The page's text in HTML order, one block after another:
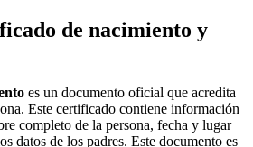
de nacimiento y
es un documento oficial que acredita
Este certificado contiene información
completo de la persona, fecha y lugar
datos de los padres. Este documento es